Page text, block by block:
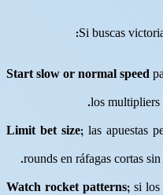
Si buscas
Start slow or normal speed
los multipliers
Limit bet size; las apuestas
rounds en ráfagas cortas
Watch rocket patterns; si los